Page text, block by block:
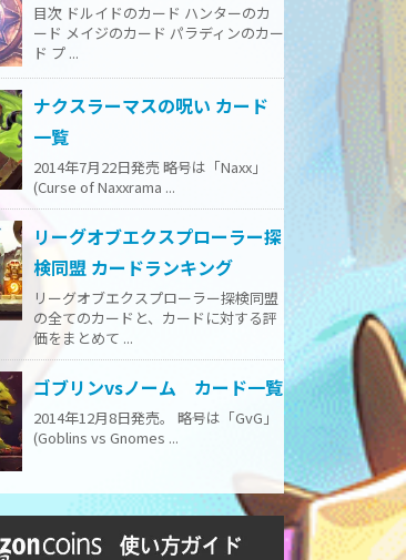
目次 ドルイドのカード ハンターのカ
ード メイジのカード パラディンのカー
ド プ ...
ナクスラーマスの呪い カード
一覧
2014年7月22日発売 略号は「Naxx」
(Curse of Naxxrama ...
リーグオブエクスプローラー探
検同盟 カードランキング
リーグオブエクスプローラー探検同盟
の全てのカードと、カードに対する評
価をまとめて ...
ゴブリンvsノーム カード一覧
2014年12月8日発売。 略号は「GvG」
(Goblins vs Gnomes ...